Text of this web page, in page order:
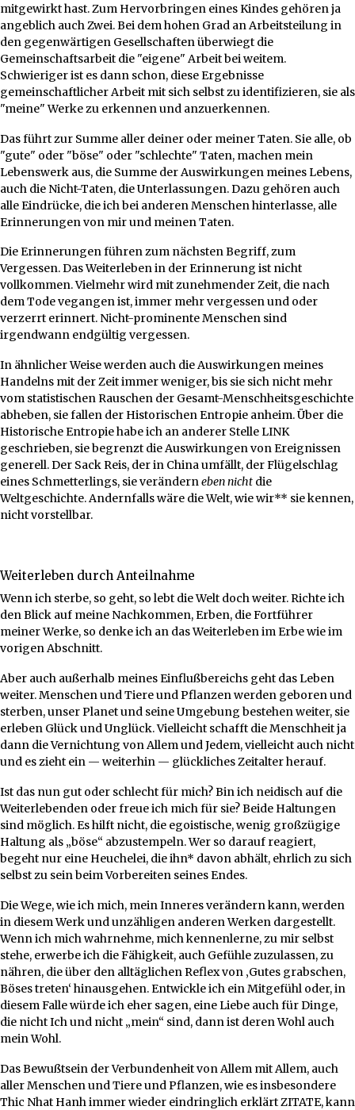
mitgewirkt hast. Zum Hervorbringen eines Kindes gehören ja
angeblich auch Zwei. Bei dem hohen Grad an Arbeitsteilung in
den gegenwärtigen Gesellschaften überwiegt die
Gemeinschaftsarbeit die "eigene" Arbeit bei weitem.
Schwieriger ist es dann schon, diese Ergebnisse
gemeinschaftlicher Arbeit mit sich selbst zu identifizieren, sie als
"meine" Werke zu erkennen und anzuerkennen.
Das führt zur Summe aller deiner oder meiner Taten. Sie alle, ob
"gute" oder "böse" oder "schlechte" Taten, machen mein
Lebenswerk aus, die Summe der Auswirkungen meines Lebens,
auch die Nicht-Taten, die Unterlassungen. Dazu gehören auch
alle Eindrücke, die ich bei anderen Menschen hinterlasse, alle
Erinnerungen von mir und meinen Taten.
Die Erinnerungen führen zum nächsten Begriff, zum
Vergessen. Das Weiterleben in der Erinnerung ist nicht
vollkommen. Vielmehr wird mit zunehmender Zeit, die nach
dem Tode vegangen ist, immer mehr vergessen und oder
verzerrt erinnert. Nicht-prominente Menschen sind
irgendwann endgültig vergessen.
In ähnlicher Weise werden auch die Auswirkungen meines
Handelns mit der Zeit immer weniger, bis sie sich nicht mehr
vom statistischen Rauschen der Gesamt-Menschheitsgeschichte
abheben, sie fallen der Historischen Entropie anheim. Über die
Historische Entropie habe ich an anderer Stelle LINK
geschrieben, sie begrenzt die Auswirkungen von Ereignissen
generell. Der Sack Reis, der in China umfällt, der Flügelschlag
eines Schmetterlings, sie veränderneben nicht die
Weltgeschichte. Andernfalls wäre die Welt, wie wir** sie kennen,
nicht vorstellbar.
Weiterleben durch Anteilnahme
Wenn ich sterbe, so geht, so lebt die Welt doch weiter. Richte ich
den Blick auf meine Nachkommen, Erben, die Fortführer
meiner Werke, so denke ich an das Weiterleben im Erbe wie im
vorigen Abschnitt.
Aber auch außerhalb meines Einflußbereichs geht das Leben
weiter. Menschen und Tiere und Pflanzen werden geboren und
sterben, unser Planet und seine Umgebung bestehen weiter, sie
erleben Glück und Unglück. Vielleicht schafft die Menschheit ja
dann die Vernichtung von Allem und Jedem, vielleicht auch nicht
und es zieht ein — weiterhin — glückliches Zeitalter herauf.
Ist das nun gut oder schlecht für mich? Bin ich neidisch auf die
Weiterlebenden oder freue ich mich für sie? Beide Haltungen
sind möglich. Es hilft nicht, die egoistische, wenig großzügige
Haltung als „böse“ abzustempeln. Wer so darauf reagiert,
begeht nur eine Heuchelei, die ihn* davon abhält, ehrlich zu sich
selbst zu sein beim Vorbereiten seines Endes.
Die Wege, wie ich mich, mein Inneres verändern kann, werden
in diesem Werk und unzähligen anderen Werken dargestellt.
Wenn ich mich wahrnehme, mich kennenlerne, zu mir selbst
stehe, erwerbe ich die Fähigkeit, auch Gefühle zuzulassen, zu
nähren, die über den alltäglichen Reflex von ‚Gutes grabschen,
Böses treten‘ hinausgehen. Entwickle ich ein Mitgefühl oder, in
diesem Falle würde ich eher sagen, eine Liebe auch für Dinge,
die nicht Ich und nicht „mein“ sind, dann ist deren Wohl auch
mein Wohl.
Das Bewußtsein der Verbundenheit von Allem mit Allem, auch
aller Menschen und Tiere und Pflanzen, wie es insbesondere
Thic Nhat Hanh immer wieder eindringlich erklärt ZITATE, kann